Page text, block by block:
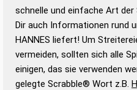
Wortwurzel liefert mit Hilfe
Wortanalyse-Algorithmus
Wortbedeutung,
Gültigkeit eines Wortes für
bestimmen!
zugelassene
Wörterbücher sind:
schnelle und einfache Art
Dir auch Informationen rund
HANNES liefert! Um
vermeiden, sollten sich alle
einigen, das sie verwenden
gelegte Scrabble® Wort z.B.